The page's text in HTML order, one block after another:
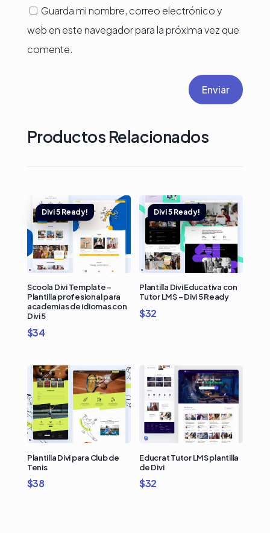
Guarda mi nombre, correo electrónico y
web en este navegador para la próxima vez que
comente.
Enviar
Productos Relacionados
Scoola Divi Template –
Plantilla profesional para
academias de idiomas con
Divi 5
$34
Plantilla Divi Educativa con
Tutor LMS – Divi 5 Ready
$32
Plantilla Divi para Club de
Tenis
$38
Educrat Tutor LMS plantilla
de Divi
$32